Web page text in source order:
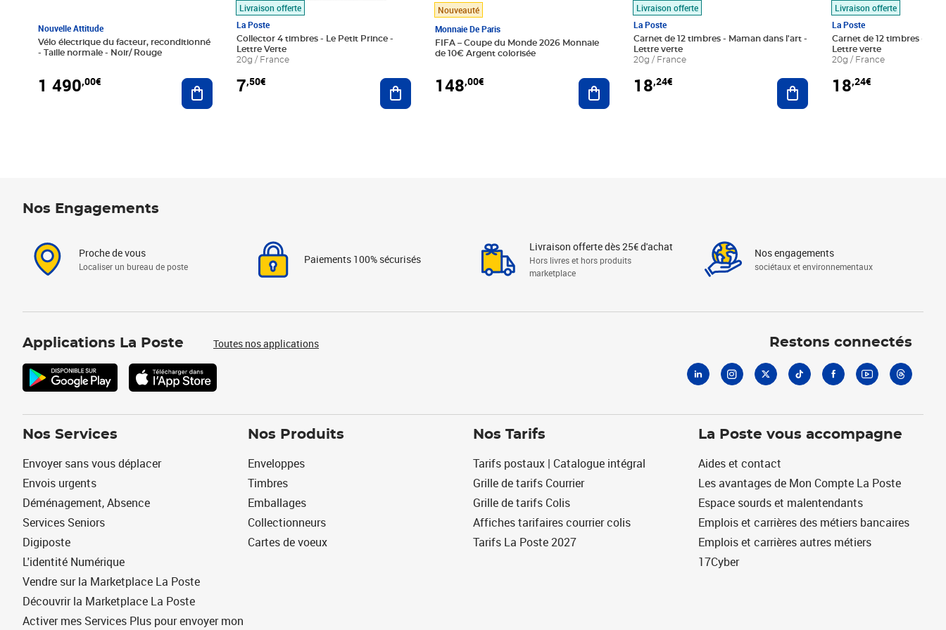
Nouvelle Attitude
Vélo électrique du facteur, reconditionné
- Taille normale - Noir/ Rouge
1 490,00€ Ajouter au panier
Livraison offerte
La Poste
Collector 4 timbres - Le Petit Prince -
Lettre Verte
20g / France
7,50€ Ajouter au panier
Nouveauté
Monnaie De Paris
FIFA – Coupe du Monde 2026 Monnaie
de 10€ Argent colorisée
148,00€ Ajouter au panier
Livraison offerte
La Poste
Carnet de 12 timbres - Maman dans l'art -
Lettre verte
20g / France
18,24€ Ajouter au panier
Livraison offerte
La Poste
Carnet de 12 timbres - Le
Lettre verte
20g / France
18,24€
Nos Engagements
Proche de vous
Localiser un bureau de poste
Paiements 100% sécurisés
Livraison offerte dès 25€ d'achat
Hors livres et hors produits
marketplace
Nos engagements
sociétaux et environnementaux
Applications La Poste Toutes nos applications Restons connectés
Nos Services
Envoyer sans vous déplacer
Envois urgents
Déménagement, Absence
Services Seniors
Digiposte
L'identité Numérique
Vendre sur la Marketplace La Poste
Découvrir la Marketplace La Poste
Activer mes Services Plus pour envoyer mon
Nos Produits
Enveloppes
Timbres
Emballages
Collectionneurs
Cartes de voeux
Nos Tarifs
Tarifs postaux | Catalogue intégral
Grille de tarifs Courrier
Grille de tarifs Colis
Affiches tarifaires courrier colis
Tarifs La Poste 2027
La Poste vous accompagne
Aides et contact
Les avantages de Mon Compte La Poste
Espace sourds et malentendants
Emplois et carrières des métiers bancaires
Emplois et carrières autres métiers
17Cyber